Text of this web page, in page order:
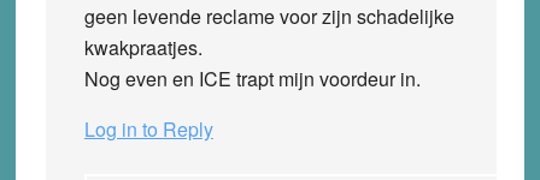
geen levende reclame voor zijn schadelijke
kwakpraatjes.
Nog even en ICE trapt mijn voordeur in.
Log in to Reply